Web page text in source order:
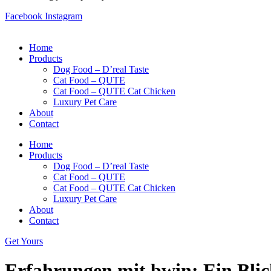
Facebook Instagram
Home
Products
Dog Food – D’real Taste
Cat Food – QUTE
Cat Food – QUTE Cat Chicken
Luxury Pet Care
About
Contact
Home
Products
Dog Food – D’real Taste
Cat Food – QUTE
Cat Food – QUTE Cat Chicken
Luxury Pet Care
About
Contact
Get Yours